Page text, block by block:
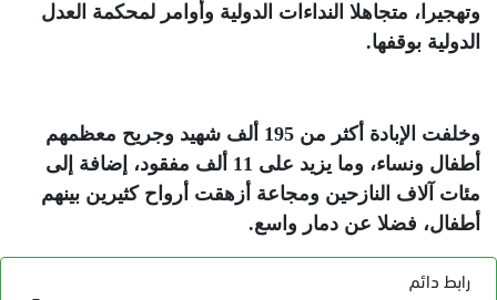
وتهجيرا، متجاهلا النداءات الدولية وأوامر لمحكمة العدل
الدولية بوقفها.
وخلفت الإبادة أكثر من 195 ألف شهيد وجريح معظمهم
أطفال ونساء، وما يزيد على 11 ألف مفقود، إضافة إلى
مئات آلاف النازحين ومجاعة أزهقت أرواح كثيرين بينهم
أطفال، فضلا عن دمار واسع.
رابط دائم